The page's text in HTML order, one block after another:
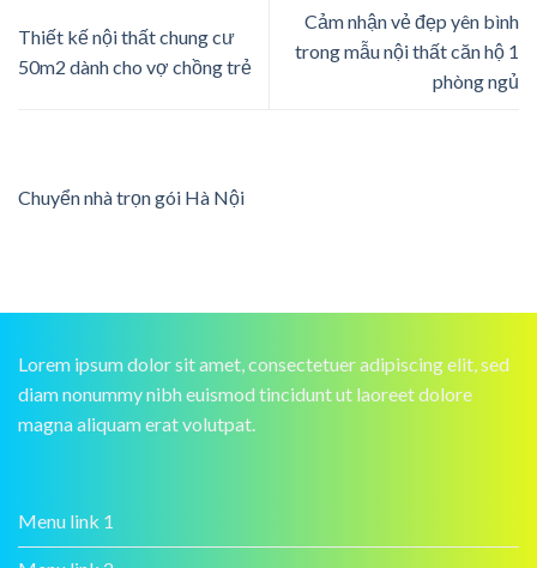
Thiết kế nội thất chung cư
50m2 dành cho vợ chồng trẻ
Cảm nhận vẻ đẹp yên bình
trong mẫu nội thất căn hộ 1
phòng ngủ
Chuyển nhà trọn gói Hà Nội
Lorem ipsum dolor sit amet, consectetuer adipiscing elit, sed
diam nonummy nibh euismod tincidunt ut laoreet dolore
magna aliquam erat volutpat.
Menu link 1